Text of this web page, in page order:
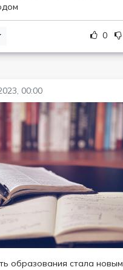
0
00:00
образования стала новым